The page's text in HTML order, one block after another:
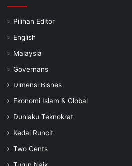
Pilihan Editor
English
Malaysia
Governans
Dimensi Bisnes
Ekonomi Islam & Global
Duniaku Teknokrat
Kedai Runcit
Two Cents
Turun Naik